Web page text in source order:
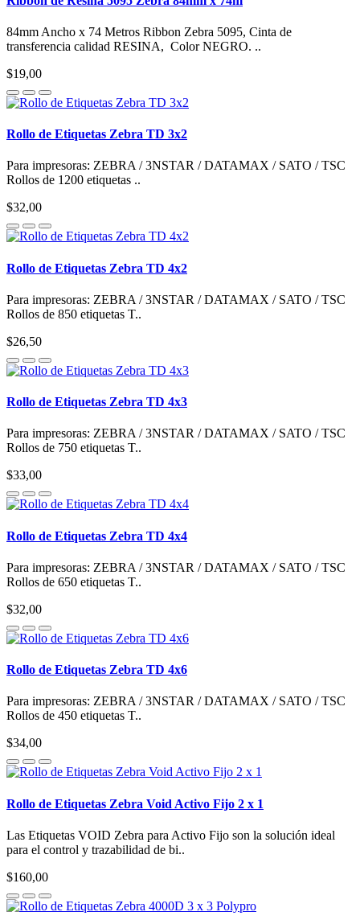
84mm Ancho x 74 Metros Ribbon Zebra 5095, Cinta de
transferencia calidad RESINA, Color NEGRO. ..
$19,00
Rollo de Etiquetas Zebra TD 3x2
Para impresoras: ZEBRA / 3NSTAR / DATAMAX / SATO / TSC
Rollos de 1200 etiquetas ..
$32,00
Rollo de Etiquetas Zebra TD 4x2
Para impresoras: ZEBRA / 3NSTAR / DATAMAX / SATO / TSC
Rollos de 850 etiquetas T..
$26,50
Rollo de Etiquetas Zebra TD 4x3
Para impresoras: ZEBRA / 3NSTAR / DATAMAX / SATO / TSC
Rollos de 750 etiquetas T..
$33,00
Rollo de Etiquetas Zebra TD 4x4
Para impresoras: ZEBRA / 3NSTAR / DATAMAX / SATO / TSC
Rollos de 650 etiquetas T..
$32,00
Rollo de Etiquetas Zebra TD 4x6
Para impresoras: ZEBRA / 3NSTAR / DATAMAX / SATO / TSC
Rollos de 450 etiquetas T..
$34,00
Rollo de Etiquetas Zebra Void Activo Fijo 2 x 1
Las Etiquetas VOID Zebra para Activo Fijo son la solución ideal
para el control y trazabilidad de bi..
$160,00